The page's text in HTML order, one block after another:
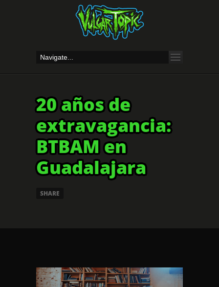
20 años de
extravagancia:
BTBAM en
Guadalajara
SHARE